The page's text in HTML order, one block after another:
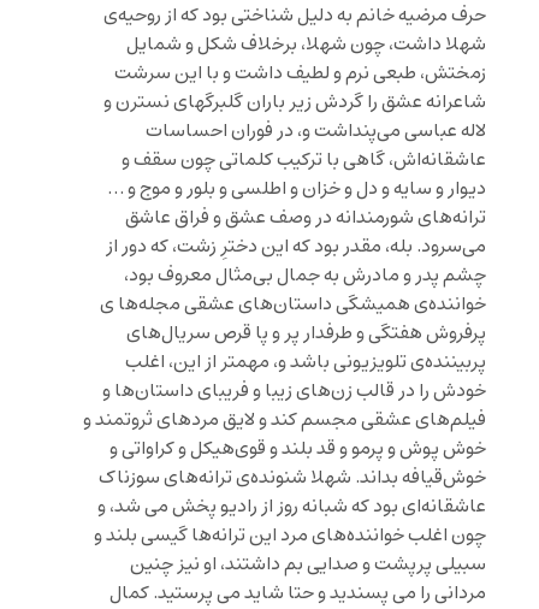
حرف مرضیه خانم به دلیل شناختی بود که از روحیه‌ی
شهلا داشت، چون شهلا، برخلاف شکل و شمایل
زمختش، طبعی نرم و لطیف داشت و با این سرشت
شاعرانه عشق را گردش زیر باران گلبرگهای نسترن و
لاله عباسی می‌پنداشت و، در فوران احساسات
عاشقانه‌اش، گاهی با ترکیب کلماتی چون سقف و
دیوار و سایه و دل و خزان و اطلسی و بلور و موج و …
ترانه‌های شورمندانه در وصف عشق و فراق عاشق
می‌سرود. بله، مقدر بود که این دخترِ زشت، که دور از
چشم پدر و مادرش به جمال بی‌مثال معروف بود،
خواننده‌ی همیشگی داستان‌های عشقی مجله‌ها ی
پرفروش هفتگی و طرفدار پر و پا قرص سریال‌های
پربیننده‌ی تلویزیونی باشد و، مهمتر از این، اغلب
خودش را در قالب زن‌های زیبا و فریبای داستان‌ها و
فیلم‌های عشقی مجسم کند و لايق مردهای ثروتمند و
خوش‌ پوش و پرمو و قد بلند و قوی‌هیکل و کراواتی و
خوش‌قیافه بداند‌. شهلا شنونده‌ی ترانه‌های سوزناک
عاشقانه‌ای بود که شبانه روز از رادیو پخش می شد، و
چون اغلب خواننده‌های مرد این ترانه‌ها گیسی بلند و
سبیلی پرپشت و صدایی بم داشتند، او نیز چنین
مردانی را می پسندید و حتا شاید می پرستید. کمال